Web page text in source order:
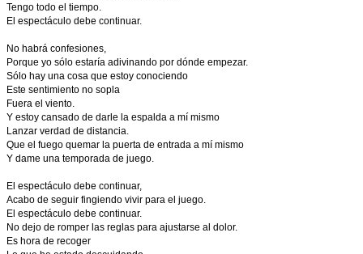
Tengo todo el tiempo.
El espectáculo debe continuar.
No habrá confesiones,
Porque yo sólo estaría adivinando por dónde empezar.
Sólo hay una cosa que estoy conociendo
Este sentimiento no sopla
Fuera el viento.
Y estoy cansado de darle la espalda a mí mismo
Lanzar verdad de distancia.
Que el fuego quemar la puerta de entrada a mí mismo
Y dame una temporada de juego.
El espectáculo debe continuar,
Acabo de seguir fingiendo vivir para el juego.
El espectáculo debe continuar.
No dejo de romper las reglas para ajustarse al dolor.
Es hora de recoger